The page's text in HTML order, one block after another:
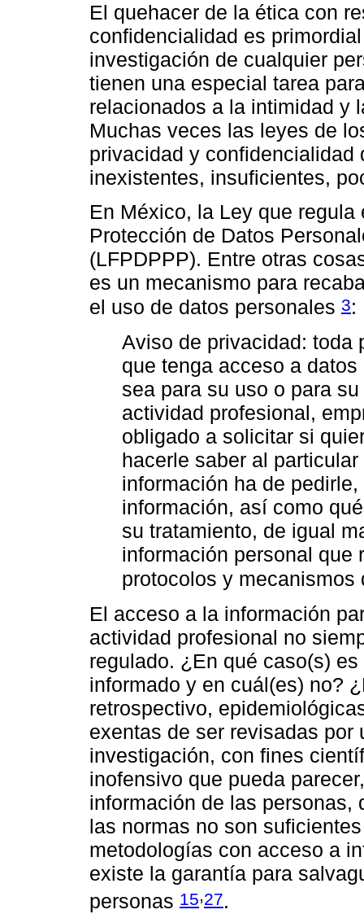
El quehacer de la ética con
confidencialidad es
investigación de cualquier
tienen una especial tarea
relacionados a la intimidad y
Muchas veces las leyes de
privacidad y
inexistentes, insuficientes,
En México, la Ley que
Protección de Datos
(LFPDPPP). Entre otras
es un mecanismo para
el uso de datos personales 3:
Aviso de privacidad: toda
que tenga acceso a
sea para su uso o para
actividad profesional,
obligado a solicitar si
hacerle saber al
información ha de
información, así como
su tratamiento, de igual
información personal que
protocolos y
El acceso a la información
actividad profesional no
regulado. ¿En qué caso(s)
informado y en cuál(es) no?
retrospectivo,
exentas de ser revisadas por
investigación, con fines
inofensivo que pueda
información de las personas,
las normas no son
metodologías con acceso a
existe la garantía para
personas 15,27.